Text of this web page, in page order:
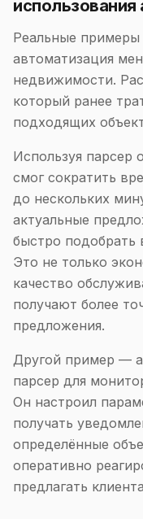
Реальные
автоматизация
недвижимости.
который ранее
подходящих
Используя парсер
смог сократить
до нескольких
актуальные
быстро подобрать
Это не только
качество
получают более
предложения.
Другой пример —
парсер для
Он настроил
получать
определённые
оперативно
предлагать